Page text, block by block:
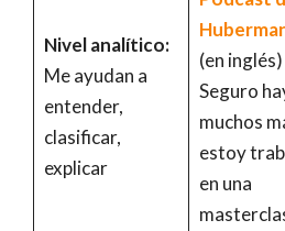
Nivel analítico:
Me ayudan a
entender,
clasificar,
explicar
(en inglés)
Seguro
muchos
estoy
en una